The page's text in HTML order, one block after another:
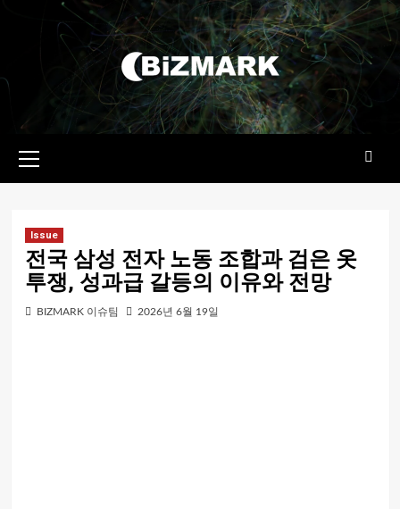
메뉴
Issue
전국 삼성 전자 노동 조합과 검은 옷
투쟁, 성과급 갈등의 이유와 전망
BIZMARK 이슈팀 2026년 6월 19일